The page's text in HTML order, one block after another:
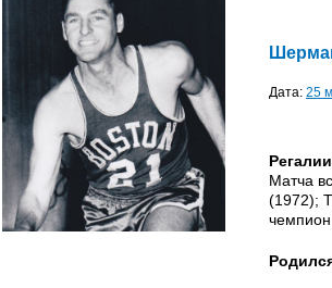
Дата: 25
Матча
(1972);